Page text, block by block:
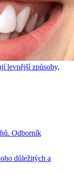
levnější způsoby,
Odborník
důležitých a